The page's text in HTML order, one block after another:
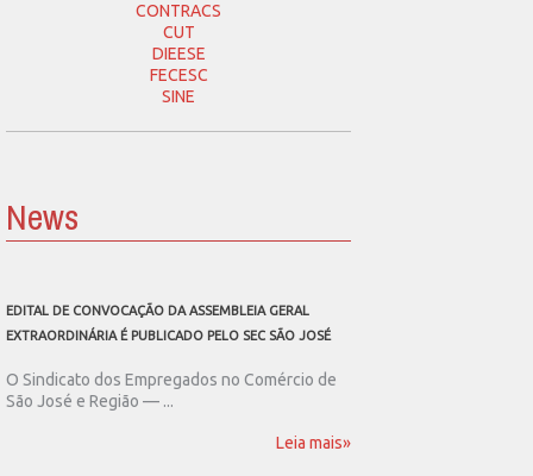
CONTRACS
CUT
DIEESE
FECESC
SINE
News
EDITAL DE CONVOCAÇÃO DA ASSEMBLEIA GERAL
EXTRAORDINÁRIA É PUBLICADO PELO SEC SÃO JOSÉ
O Sindicato dos Empregados no Comércio de
São José e Região — ...
Leia mais»